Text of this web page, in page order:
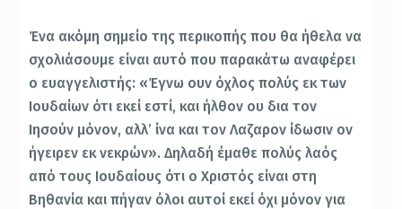
Ένα ακόμη σημείο της περικοπής που θα ήθελα να
σχολιάσουμε είναι αυτό που παρακάτω αναφέρει
ο ευαγγελιστής: «Έγνω ουν όχλος πολύς εκ των
Ιουδαίων ότι εκεί εστί, και ήλθον ου δια τον
Ιησούν μόνον, αλλ’ ίνα και τον Λαζαρον ίδωσιν ον
ήγειρεν εκ νεκρών». Δηλαδή έμαθε πολύς λαός
από τους Ιουδαίους ότι ο Χριστός είναι στη
Βηθανία και πήγαν όλοι αυτοί εκεί όχι μόνον για